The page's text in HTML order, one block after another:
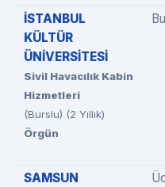
İSTANBUL
KÜLTÜR
ÜNİVERSİTESİ
Sivil Havacılık Kabin
Hizmetleri
(Burslu) (2 Yıllık)
Örgün
SAMSUN